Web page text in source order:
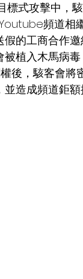
頻道相
的工商合作
植入木馬病
後，駭客會將
造成頻道鉅額